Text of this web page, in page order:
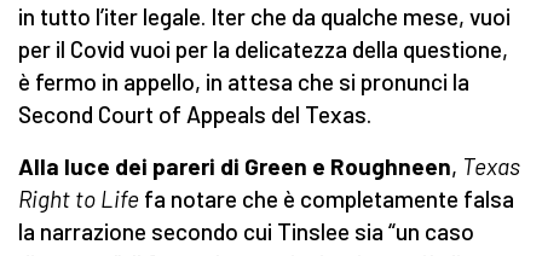
in tutto l’iter legale. Iter che da qualche mese, vuoi
per il Covid vuoi per la delicatezza della questione,
è fermo in appello, in attesa che si pronunci la
Second Court of Appeals del Texas.
Alla luce dei pareri di Green e Roughneen, Texas
Right to Life fa notare che è completamente falsa
la narrazione secondo cui Tinslee sia “un caso